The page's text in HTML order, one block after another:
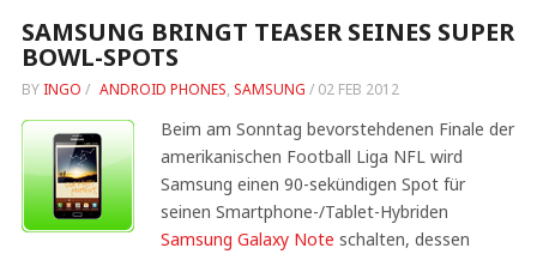
SAMSUNG BRINGT TEASER SEINES SUPER
BOWL-SPOTS
BY INGO / ANDROID PHONES, SAMSUNG / 02 FEB 2012
Beim am Sonntag bevorstehdenen Finale der
amerikanischen Football Liga NFL wird
Samsung einen 90-sekündigen Spot für
seinen Smartphone-/Tablet-Hybriden
Samsung Galaxy Note schalten, dessen